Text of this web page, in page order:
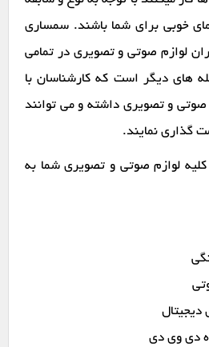
خوبی برای شما باشند. سمساری
لوازم صوتی و تصویری در تمامی
های دیگر است که کارشناسان با
صوتی و تصویری داشته و می توانند
گذاری نمایند.
لوازم صوتی و تصویری شما به
دیجیتال
دی وی دی